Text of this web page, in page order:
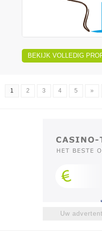
BEKIJK VOLLEDIG
1 2 3 4 5 »
Uw